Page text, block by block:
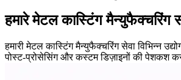
हमारे मेटल कास्टिंग मैन्युफैक्चरिंग
हमारी मेटल कास्टिंग मैन्युफैक्चरिंग सेवा विभिन्न
पोस्ट-प्रोसेसिंग और कस्टम डिज़ाइनों की पेशकश